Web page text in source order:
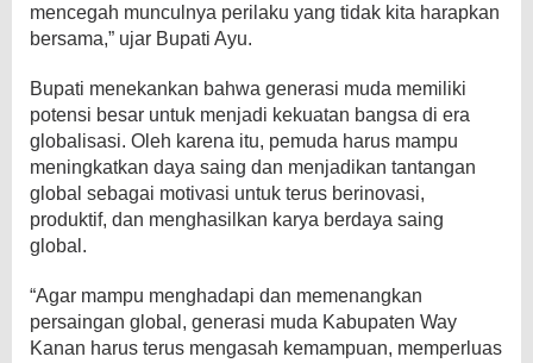
mencegah munculnya perilaku yang tidak kita harapkan
bersama,” ujar Bupati Ayu.
Bupati menekankan bahwa generasi muda memiliki
potensi besar untuk menjadi kekuatan bangsa di era
globalisasi. Oleh karena itu, pemuda harus mampu
meningkatkan daya saing dan menjadikan tantangan
global sebagai motivasi untuk terus berinovasi,
produktif, dan menghasilkan karya berdaya saing
global.
“Agar mampu menghadapi dan memenangkan
persaingan global, generasi muda Kabupaten Way
Kanan harus terus mengasah kemampuan, memperluas